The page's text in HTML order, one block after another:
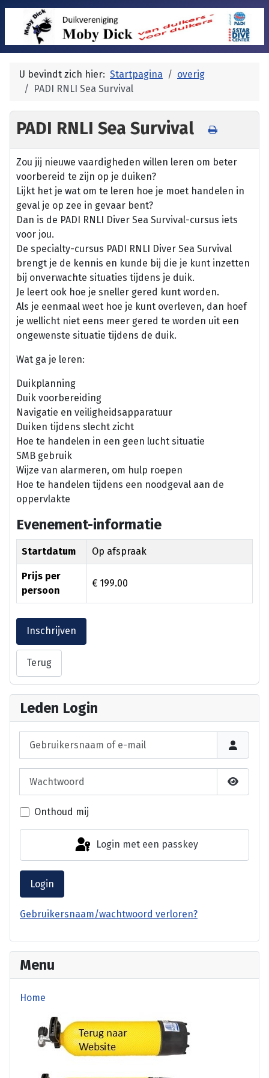
U bevindt zich hier: Startpagina
overig
PADI RNLI Sea Survival
PADI RNLI Sea Survival
Zou jij nieuwe vaardigheden willen leren om beter
voorbereid te zijn op je duiken?
Lijkt het je wat om te leren hoe je moet handelen in
geval je op zee in gevaar bent?
Dan is de PADI RNLI Diver Sea Survival-cursus iets
voor jou.
De specialty-cursus PADI RNLI Diver Sea Survival
brengt je de kennis en kunde bij die je kunt inzetten
bij onverwachte situaties tijdens je duik.
Je leert ook hoe je sneller gered kunt worden.
Als je eenmaal weet hoe je kunt overleven, dan hoef
je wellicht niet eens meer gered te worden uit een
ongewenste situatie tijdens de duik.
Wat ga je leren:
Duikplanning
Duik voorbereiding
Navigatie en veiligheidsapparatuur
Duiken tijdens slecht zicht
Hoe te handelen in een geen lucht situatie
SMB gebruik
Wijze van alarmeren, om hulp roepen
Hoe te handelen tijdens een noodgeval aan de
oppervlakte
Evenement-informatie
Startdatum Op afspraak
Prijs per
persoon
€ 199.00
Inschrijven
Terug
Leden Login
Gebruikersnaam of e-mail
Wachtwoord
Laat
Onthoud mij
Login met een passkey
Login
Gebruikersnaam/wachtwoord verloren?
Menu
Home